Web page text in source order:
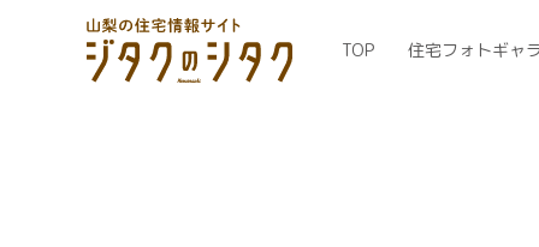
TOP 住宅フォトギャ